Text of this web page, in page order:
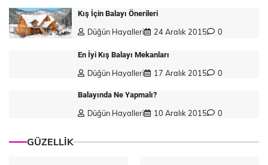
Kış İçin Balayı Önerileri
Düğün Hayalleri 24 Aralık 2015 0
En İyi Kış Balayı Mekanları
Düğün Hayalleri 17 Aralık 2015 0
Balayında Ne Yapmalı?
Düğün Hayalleri 10 Aralık 2015 0
GÜZELLİK